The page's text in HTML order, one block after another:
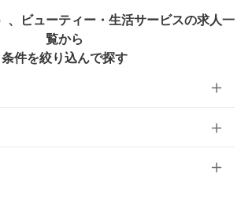
、ビューティー・生活サービスの求人一
覧から
条件を絞り込んで探す